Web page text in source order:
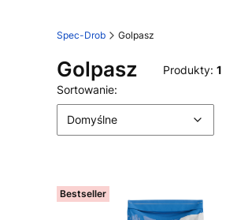
Spec-Drob Golpasz
Golpasz Produkty: 1
Lista produktów
Sortowanie:
Domyślne
Bestseller